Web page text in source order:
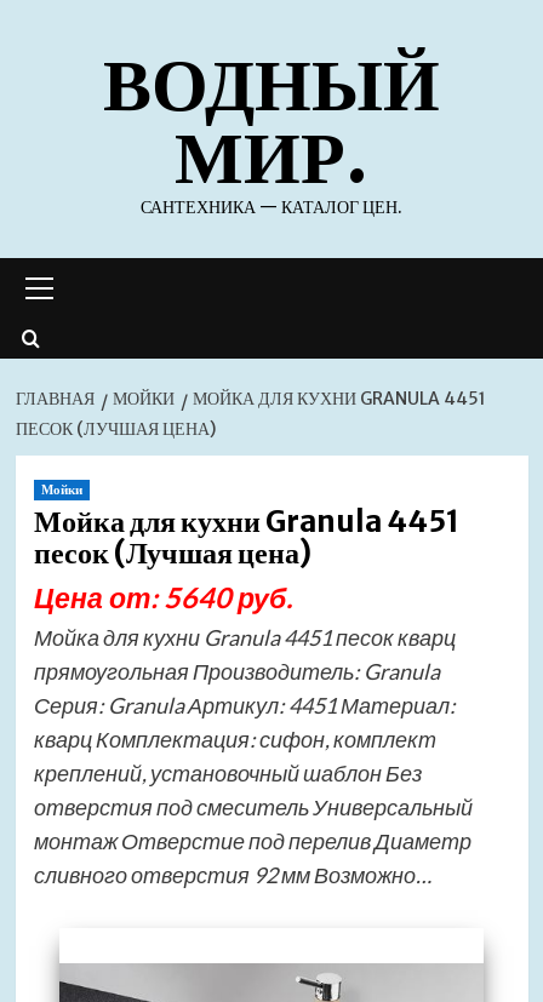
содержимомуВОДНЫЙ
МИР.
САНТЕХНИКА — КАТАЛОГ ЦЕН.
меню
ГЛАВНАЯ МОЙКИ
МОЙКА ДЛЯ КУХНИ GRANULA 4451
ПЕСОК (ЛУЧШАЯ ЦЕНА)
Мойки
Мойка для кухни Granula 4451
песок (Лучшая цена)
Цена от: 5640 руб.
Мойка для кухни Granula 4451 песок кварц
прямоугольная Производитель: Granula
Серия: Granula Артикул: 4451 Материал:
кварц Комплектация: сифон, комплект
креплений, установочный шаблон Без
отверстия под смеситель Универсальный
монтаж Отверстие под перелив Диаметр
сливного отверстия 92 мм Возможно…